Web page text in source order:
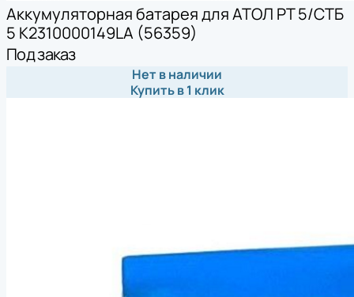
Аккумуляторная батарея для АТОЛ PТ 5/СТБ
5 K2310000149LA (56359)
Под заказ
Нет в наличии
Купить в 1 клик